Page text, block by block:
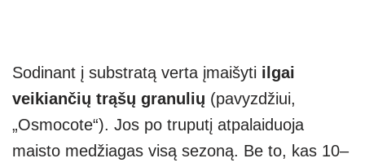
Sodinant į substratą verta įmaišyti ilgai
veikiančių trąšų granulių (pavyzdžiui,
„Osmocote“). Jos po truputį atpalaiduoja
maisto medžiagas visą sezoną. Be to, kas 10–